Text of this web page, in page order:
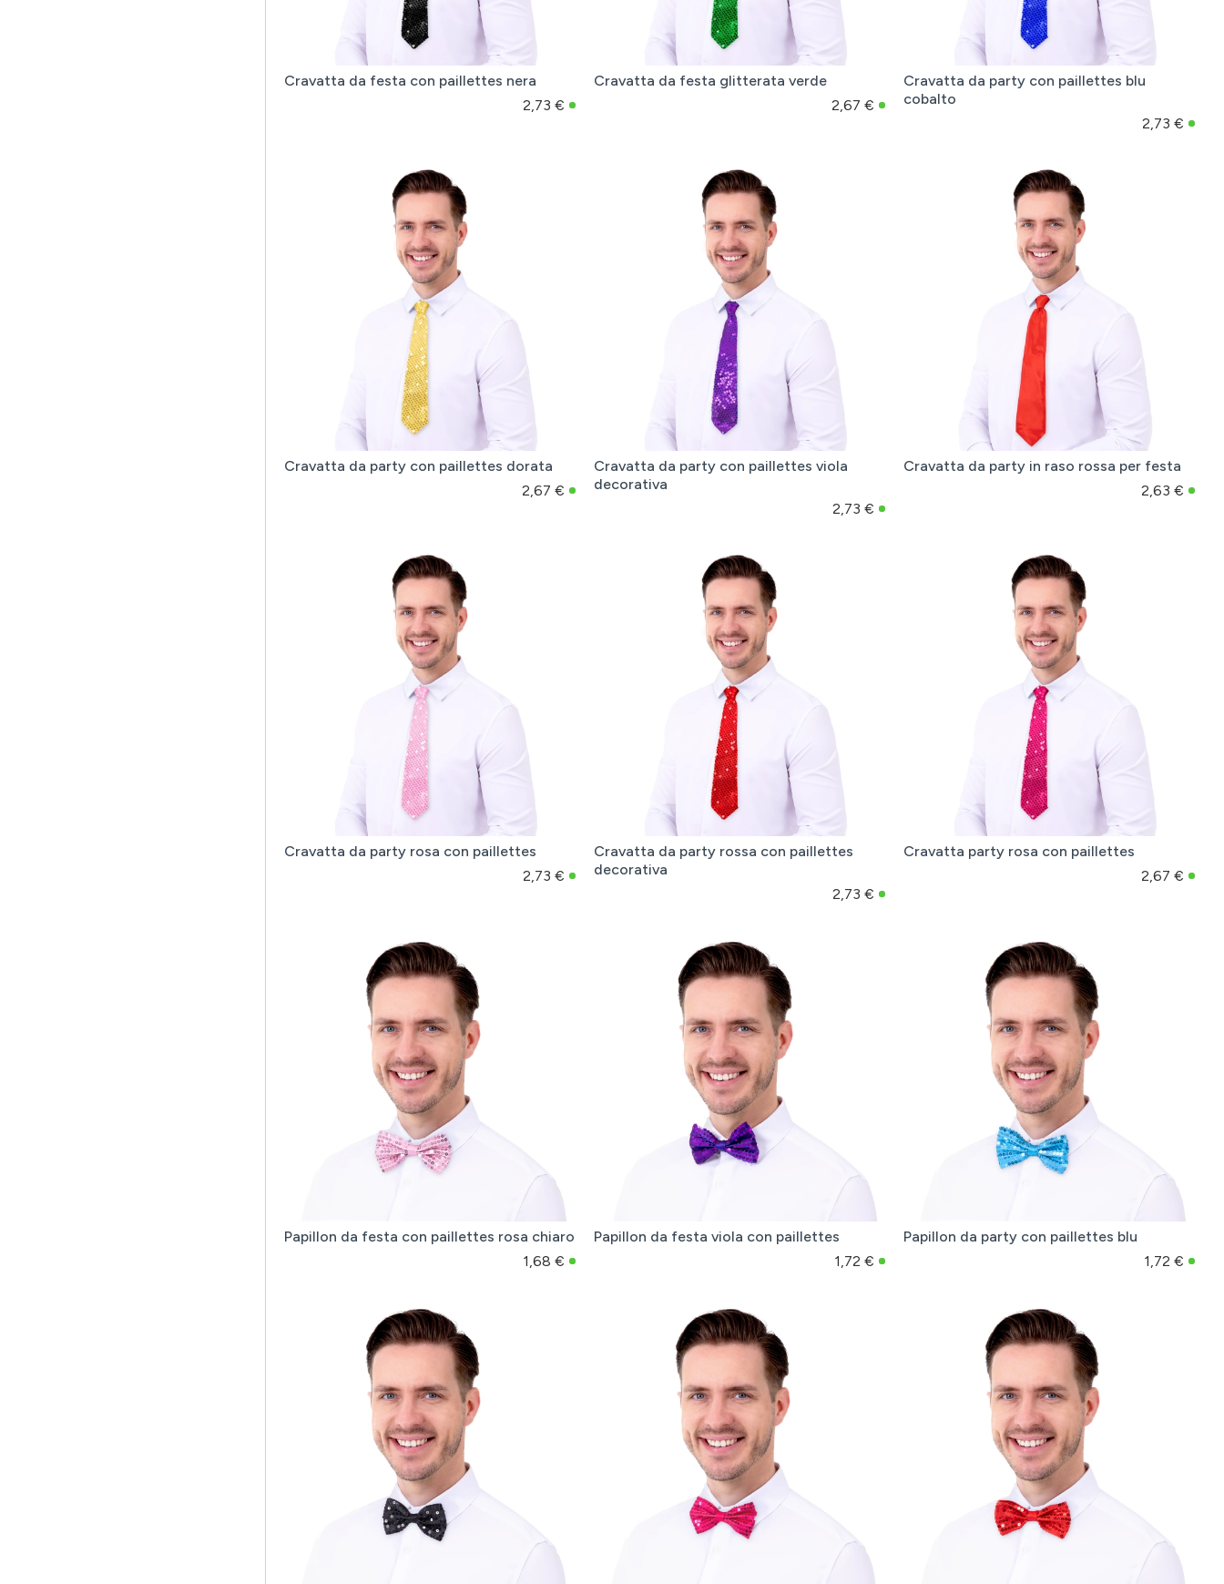
Cravatta da festa con paillettes nera
2,73 €
Cravatta da festa glitterata verde
2,67 €
Cravatta da party con paillettes blu
cobalto
2,73 €
Cravatta da party con paillettes dorata
2,67 €
Cravatta da party con paillettes viola
decorativa
2,73 €
Cravatta da party in raso rossa per festa
2,63 €
Cravatta da party rosa con paillettes
2,73 €
Cravatta da party rossa con paillettes
decorativa
2,73 €
Cravatta party rosa con paillettes
2,67 €
Papillon da festa con paillettes rosa chiaro
1,68 €
Papillon da festa viola con paillettes
1,72 €
Papillon da party con paillettes blu
1,72 €